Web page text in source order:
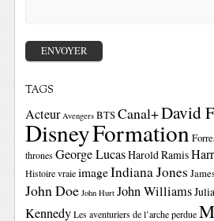
TAGS
Acteur Avengers BTSCanal+David
DisneyFormation
thrones George LucasHarold Ramis
Histoire vraie imageIndiana Jones
John Doe John Hurt John Williams
Kennedy Les aventuriers de l’arche perdue